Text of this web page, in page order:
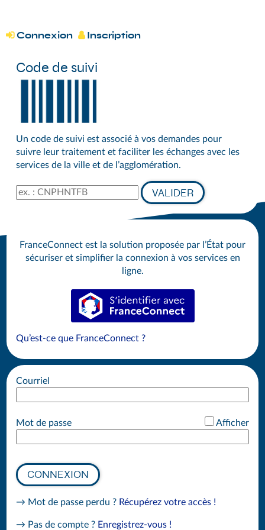
 Connexion  Inscription
Code de suivi
Un code de suivi est associé à vos demandes pour
suivre leur traitement et faciliter les échanges avec les
services de la ville et de l’agglomération.
Code de suivi VALIDER
FranceConnect est la solution proposée par l’État pour
sécuriser et simplifier la connexion à vos services en
ligne.
S’identifier avec FranceConnect
Qu’est-ce que FranceConnect ?
Courriel
Mot de passe Afficher
CONNEXION
→ Mot de passe perdu ? Récupérez votre accès !
→ Pas de compte ? Enregistrez-vous !